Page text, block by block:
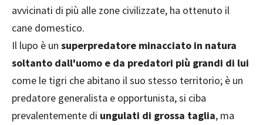
avvicinati di più alle zone civilizzate, ha ottenuto il
cane domestico.
Il lupo è un superpredatore minacciato in natura
soltanto dall'uomo e da predatori più grandi di lui
come le tigri che abitano il suo stesso territorio; è un
predatore generalista e opportunista, si ciba
prevalentemente di ungulati di grossa taglia, ma